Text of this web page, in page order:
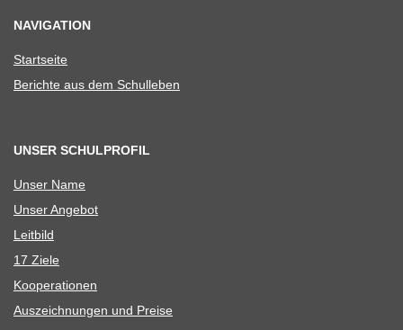
NAVIGATION
Start­seite
Berichte aus dem Schulleben
UNSER SCHULPROFIL
Unser Name
Unser Ange­bot
Leit­bild
17 Ziele
Koope­ra­tio­nen
Aus­zeich­nun­gen und Preise